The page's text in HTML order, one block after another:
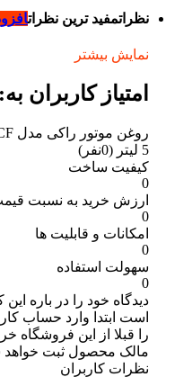
نظراتمفید ترین نظرات
نمایش بیشتر
امتیاز کاربران به:
5 لیتر
(0نفر)
کیفیت ساخت
0
ارزش خرید به نسبت
0
امکانات و قابلیت ها
0
سهولت استفاده
0
دیدگاه خود را در باره این
است ابتدا وارد حساب
را قبلا از این فروشگاه
مالک محصول ثبت خواهد
نظرات کاربران